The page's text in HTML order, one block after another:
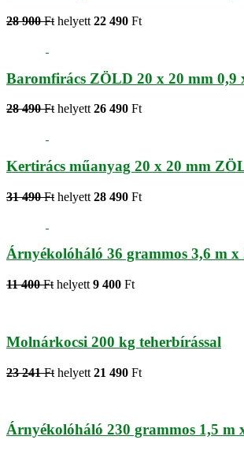
28 900 Ft helyett 22 490 Ft
Baromfirács ZÖLD 20 x 20 mm 0,9
28 490 Ft helyett 26 490 Ft
Kertirács műanyag 20 x 20 mm
31 490 Ft helyett 28 490 Ft
Árnyékolóháló 36 grammos 3,6 m x
11 400 Ft helyett 9 400 Ft
Molnárkocsi 200 kg teherbírással
23 241 Ft helyett 21 490 Ft
Árnyékolóháló 230 grammos 1,5 m